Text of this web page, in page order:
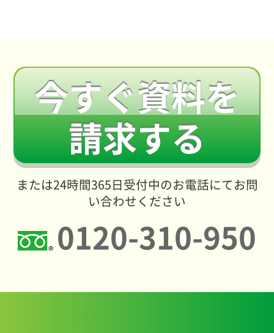
今すぐ資料を
請求する
または24時間365日受付中のお電話にてお問
い合わせください
0120-310-950